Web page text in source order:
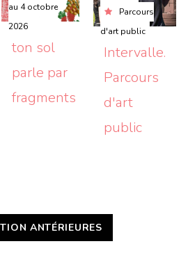
au 4 octobre
2026
ton sol
parle par
fragments
Parcours
d'art public
Intervalle.
Parcours
d'art
public
ANTÉRIEURES